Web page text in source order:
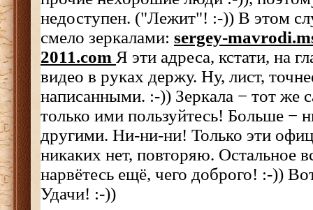
недоступен. ("Лежит"! :-)) В этом
смело зеркалами: sergey-
2011.com Я эти адреса, кстати, на
видео в руках держу. Ну, лист,
написанными. :-)) Зеркала − тот же
только ими пользуйтесь! Больше −
другими. Ни-ни-ни! Только эти
никаких нет, повторяю. Остальное
нарвётесь ещё, чего доброго! :-))
Удачи! :-))